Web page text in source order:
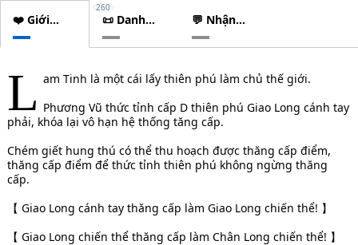
❤️ Giới
thiệu
📜 Danh
sách
chương
260
💬 Nhận
xét
L am Tinh là một cái lấy thiên phú làm chủ thế giới.
Phương Vũ thức tỉnh cấp D thiên phú Giao Long cánh tay
phải, khóa lại vô hạn hệ thống tăng cấp.
Chém giết hung thú có thể thu hoạch được thăng cấp điểm,
thăng cấp điểm để thức tỉnh thiên phú không ngừng thăng
cấp.
【 Giao Long cánh tay thăng cấp làm Giao Long chiến thể! 】
【 Giao Long chiến thể thăng cấp làm Chân Long chiến thể! 】